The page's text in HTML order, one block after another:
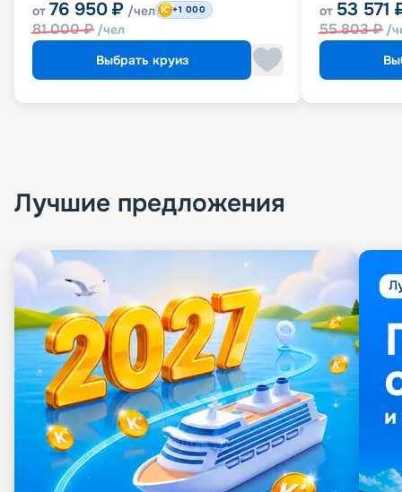
от 76 950 ₽ /чел
81 000₽ /чел
+1 000
Выбрать круиз
от 53 571
55 803₽ /
Лучшие предложения